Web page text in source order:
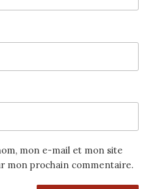
mon e-mail et mon site
mon prochain commentaire.